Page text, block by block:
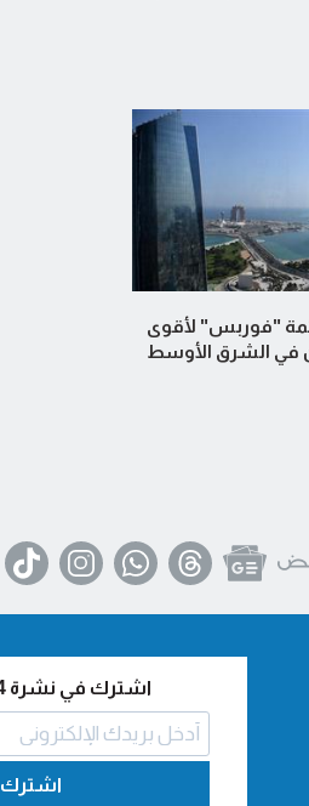
"فوربس" لأقوى
في الشرق الأوسط
اشترك في نشرة 24 الإخبارية
اشترك